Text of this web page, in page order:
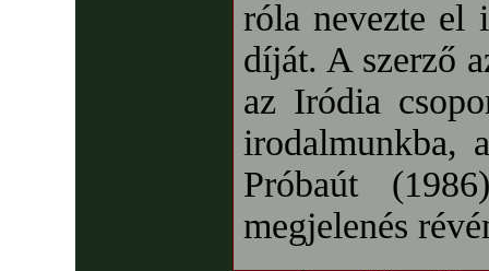
róla nevezte el
díját. A szerző
az Iródia
irodalmunkba,
Próbaút
megjelenés